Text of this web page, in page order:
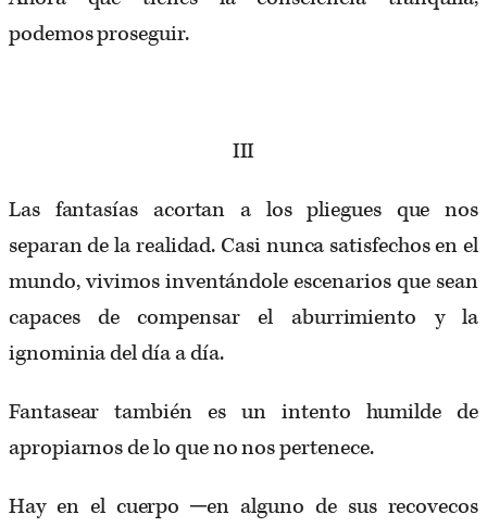
podemos proseguir.
III
Las fantasías acortan a los pliegues que nos
separan de la realidad. Casi nunca satisfechos en el
mundo, vivimos inventándole escenarios que sean
capaces de compensar el aburrimiento y la
ignominia del día a día.
Fantasear también es un intento humilde de
apropiarnos de lo que no nos pertenece.
Hay en el cuerpo ─en alguno de sus recovecos